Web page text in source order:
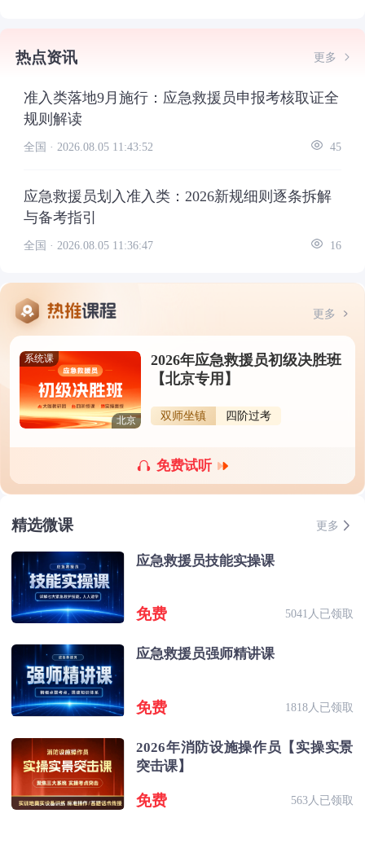
热点资讯 更多
准入类落地9月施行：应急救援员申报考核取证全
规则解读
全国 · 2026.08.05 11:43:52 45
应急救援员划入准入类：2026新规细则逐条拆解
与备考指引
全国 · 2026.08.05 11:36:47 16
更多
系统课
北京
2026年应急救援员初级决胜班
【北京专用】
双师坐镇 四阶过考
免费试听
精选微课 更多
应急救援员技能实操课
免费 5041人已领取
应急救援员强师精讲课
免费 1818人已领取
2026年消防设施操作员【实操实景
突击课】
免费 563人已领取